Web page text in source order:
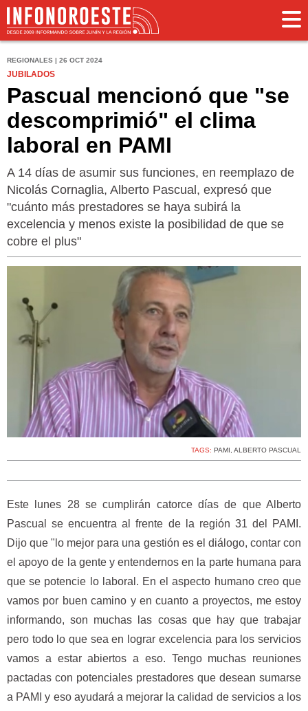
REGIONALES | 26 OCT 2024
JUBILADOS
Pascual mencionó que "se
descomprimió" el clima
laboral en PAMI
A 14 días de asumir sus funciones, en reemplazo de
Nicolás Cornaglia, Alberto Pascual, expresó que
"cuánto más prestadores se haya subirá la
excelencia y menos existe la posibilidad de que se
cobre el plus"
TAGS: PAMI , ALBERTO PASCUAL
Este lunes 28 se cumplirán catorce días de que Alberto
Pascual se encuentra al frente de la región 31 del PAMI.
Dijo que "lo mejor para una gestión es el diálogo, contar con
el apoyo de la gente y entendernos en la parte humana para
que se potencie lo laboral. En el aspecto humano creo que
vamos por buen camino y en cuanto a proyectos, me estoy
informando, son muchas las cosas que hay que trabajar
pero todo lo que sea en lograr excelencia para los servicios
vamos a estar abiertos a eso. Tengo muchas reuniones
pactadas con potenciales prestadores que desean sumarse
a PAMI y eso ayudará a mejorar la calidad de servicios a los